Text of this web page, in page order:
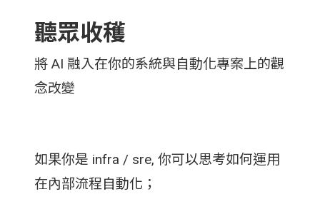
聽眾收穫
將 AI 融入在你的系統與自動化專案上的觀
念改變
如果你是 infra / sre, 你可以思考如何運用
在內部流程自動化；